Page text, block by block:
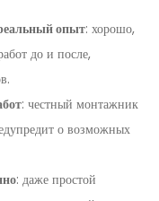
опыт: хорошо,
до и после,
: честный монтажник
о возможных
: даже простой